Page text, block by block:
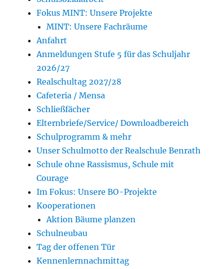
Fokus MINT: Unsere Projekte
MINT: Unsere Fachräume
Anfahrt
Anmeldungen Stufe 5 für das Schuljahr
2026/27
Realschultag 2027/28
Cafeteria / Mensa
Schließfächer
Elternbriefe/Service/ Downloadbereich
Schulprogramm & mehr
Unser Schulmotto der Realschule Benrath
Schule ohne Rassismus, Schule mit
Courage
Im Fokus: Unsere BO-Projekte
Kooperationen
Aktion Bäume planzen
Schulneubau
Tag der offenen Tür
Kennenlernnachmittag